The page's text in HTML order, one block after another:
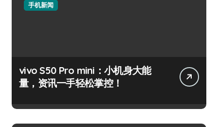
手机新闻
vivo S50 Pro mini：小机身大能
量，资讯一手轻松掌控！